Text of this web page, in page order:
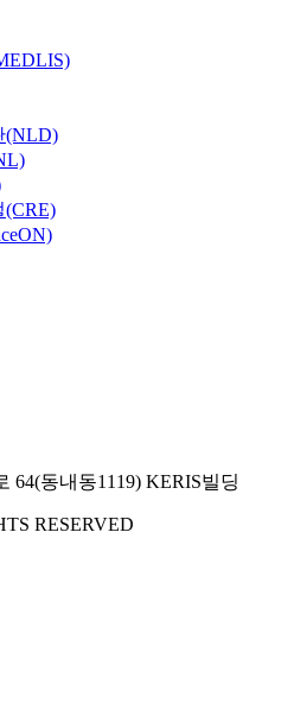
(NLD)
64(동내동1119) KERIS빌딩
RESERVED